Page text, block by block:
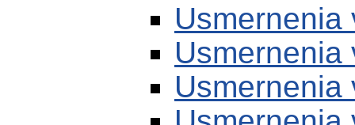
Usmernenia
Usmernenia
Usmernenia